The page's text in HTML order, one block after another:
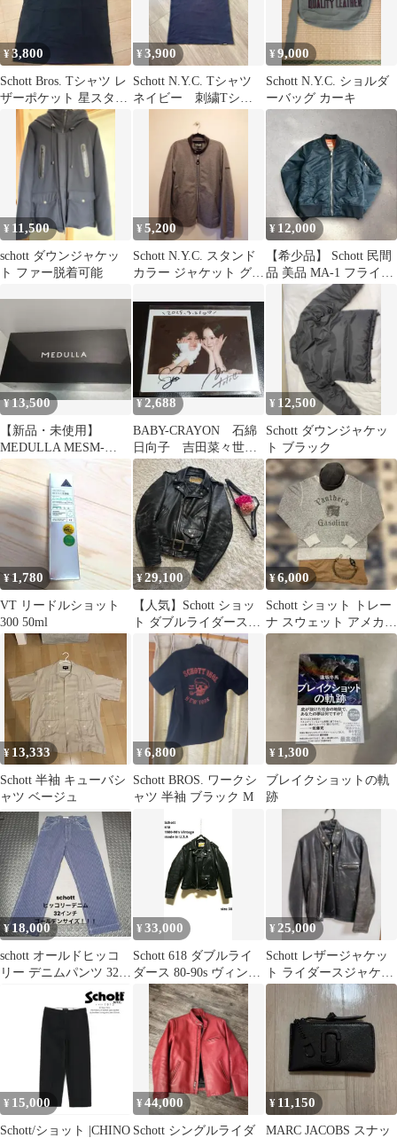
¥3,800
Schott Bros. Tシャツ レ
ザーポケット 星スタッ
ズ ショット
¥3,900
Schott N.Y.C. Tシャツ
ネイビー 刺繍Tシャ
¥9,000
Schott N.Y.C. ショルダ
ーバッグ カーキ
¥ 11,500
schott ダウンジャケッ
ト ファー脱着可能
¥5,200
Schott N.Y.C. スタンド
カラー ジャケット グレ
¥ 12,000
【希少品】 Schott 民間
品 美品 MA-1 フライト
ジャケット ショット
¥ 13,500
【新品・未使用】
MEDULLA MESM-
N142-1 スカルプエアシ
ョット
¥ 2,688
BABY-CRAYON 石綿
日向子 吉田菜々世
ツーショット ワイド
チェキ
¥ 12,500
Schott ダウンジャケッ
ト ブラック
¥1,780
VT リードルショット
300 50ml
¥29,100
【人気】Schott ショッ
ト ダブルライダースジ
ャケット 618 ヴィンテ
ージ
¥6,000
Schott ショット トレー
ナ スウェット アメカジ
バイク ビンテージ
¥ 13,333
Schott 半袖 キューバシ
ャツ ベージュ
¥6,800
Schott BROS. ワークシ
ャツ 半袖 ブラック M
¥ 1,300
ブレイクショットの軌
跡
¥18,000
schott オールドヒッコ
リー デニムパンツ 32イ
ンチ ゴールデンサイ
¥33,000
Schott 618 ダブルライ
ダース 80-90s ヴィンテ
ージ 38
¥ 25,000
Schott レザージャケッ
ト ライダースジャケッ
ト
¥ 15,000
Schott/ショット |CHINO
¥44,000
Schott シングルライダ
¥ 11,150
MARC JACOBS スナッ